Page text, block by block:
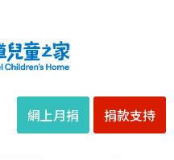
網上月捐 捐款支持